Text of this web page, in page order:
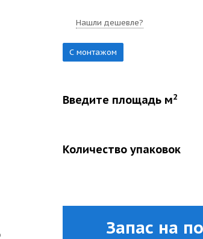
Нашли дешевле?
С монтажом
Введите площадь м2
Количество упаковок
Запас на